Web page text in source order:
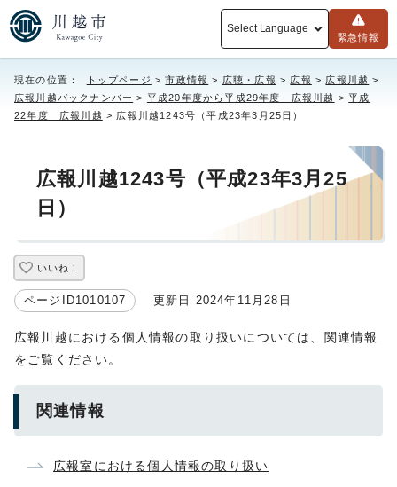
Select Language
緊急情報
現在の位置： トップページ >市政情報 > 広聴・広報 > 広報 > 広報川越 >
広報川越バックナンバー > 平成20年度から平成29年度 広報川越 >平成
22年度 広報川越 > 広報川越1243号（平成23年3月25日）
広報川越1243号（平成23年3月25
日）
いいね！
ページID1010107 更新日 2024年11月28日
広報川越における個人情報の取り扱いについては、関連情報
をご覧ください。
関連情報
広報室における個人情報の取り扱い